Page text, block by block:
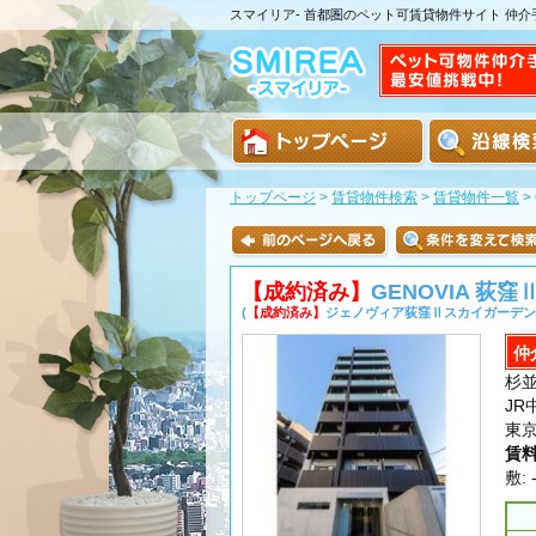
スマイリア- 首都圏のペット可賃貸物件サイト 仲
トップページ > 賃貸物件検索 > 賃貸物件一覧 >
【成約済み】 GENOVIA 荻窪
( 【成約済み】 ジェノヴィア荻窪Ⅱスカイガーデ
仲
杉
JR
東
賃
敷: